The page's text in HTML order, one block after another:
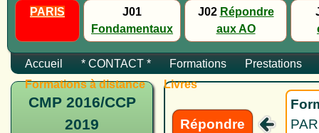
PARIS
J01
Fondamentaux
J02 Répondre
aux AO
Accueil * CONTACT * Formations
Prestations
Formations à distance
Livres
CMP 2016/CCP
2019
Répondre